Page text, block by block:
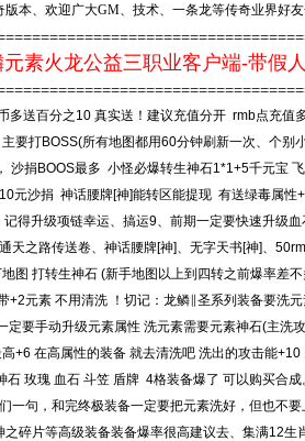
本、欢迎广大GM、技术、一条龙等传奇业界好
素火龙公益三职业客户端-带假
送百分之10 真实送！建议充值分开 rmb点充值
BOSS(所有地图都用60分钟刷新一次、个别
沙捐BOOS最多 小怪必爆转生神石1*1+5千元宝
沙捐 神话腰牌[神]能转区能提现 有送绿毒属性
得升级项链幸运、搞运9、前期一定要快速升级
天之路传送卷、神话腰牌[神]、无字天书[神]、
打转生神石 (新手地图以上到四转之前爆率差
+2元素 不用清洗 ！切记：龙鳞∥圣系列装备要洗
手动升级元素属性 洗元素需要元素神石(主洗攻
在高属性的装备 就去清洗吧 洗出的攻击能+10
玫瑰 血石 斗笠 盾牌 4格装备爆了 可以购买合
句，和完终极装备一定要把元素洗好，但也不
之碎片等高级装备装备爆率很高建议去、集满12